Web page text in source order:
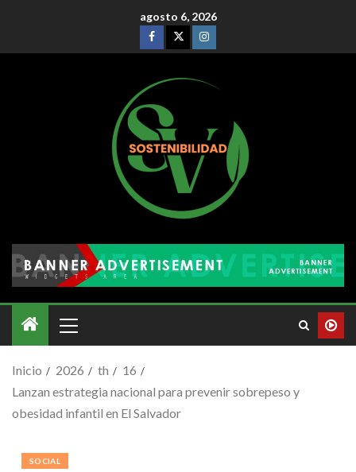
agosto 6, 2026
Inicio 2026 th
16
Lanzan estrategia nacional para prevenir sobrepeso y
obesidad infantil en El Salvador
SOCIAL